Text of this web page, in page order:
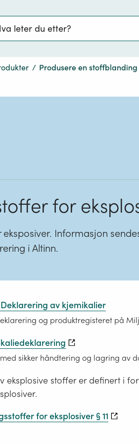
/ Produsere en
for
Informasjon
i Altinn.
av kjemikalier
og produktregisteret på
sikker håndtering og lagring av
eksplosive stoffer er definert i
for eksplosiver § 11